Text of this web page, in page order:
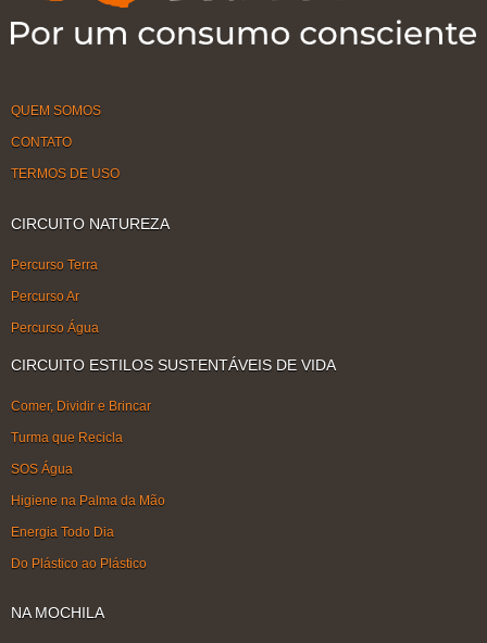
QUEM SOMOS
CONTATO
TERMOS DE USO
CIRCUITO NATUREZA
Percurso Terra
Percurso Ar
Percurso Água
CIRCUITO ESTILOS SUSTENTÁVEIS DE VIDA
Comer, Dividir e Brincar
Turma que Recicla
SOS Água
Higiene na Palma da Mão
Energia Todo Dia
Do Plástico ao Plástico
NA MOCHILA